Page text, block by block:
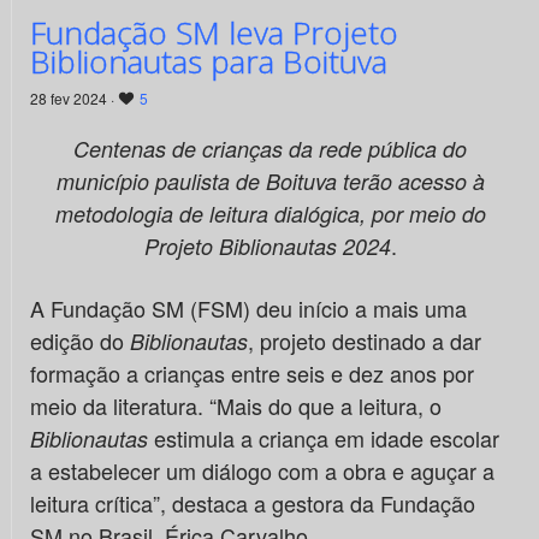
Fundação SM leva Projeto
Biblionautas para Boituva
28 fev 2024 · 5
Centenas de crianças da rede pública do
município paulista de Boituva terão acesso à
metodologia de leitura dialógica, por meio do
Projeto Biblionautas 2024.
A Fundação SM (FSM) deu início a mais uma
edição do Biblionautas, projeto destinado a dar
formação a crianças entre seis e dez anos por
meio da literatura. “Mais do que a leitura, o
Biblionautasestimula a criança em idade escolar
a estabelecer um diálogo com a obra e aguçar a
leitura crítica”, destaca a gestora da Fundação